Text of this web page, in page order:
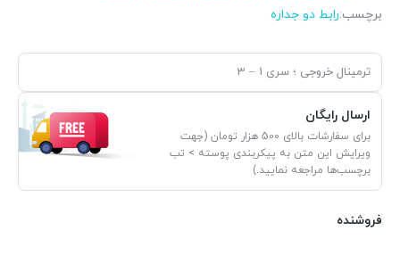
برچسب:رابط دو جداره
ترمینال خروجی ؛ سری 1 – 3
ارسال رایگان
برای سفارشات بالای 500 هزار تومان (جهت
ویرایش این متن به پیکربندی پوسته > تب
برچسب‌ها مراجعه نمایید.)
فروشنده